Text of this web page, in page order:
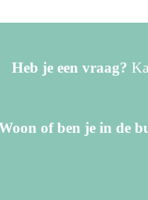
Heb je een vraag?
of ben je in de